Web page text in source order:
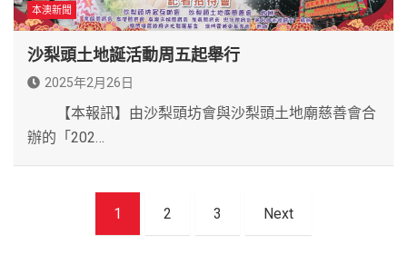
本澳新聞
沙梨頭土地誕活動周五起舉行
2025年2月26日
【本報訊】由沙梨頭坊會與沙梨頭土地廟慈善會合
辦的「202…
1 2 3 Next